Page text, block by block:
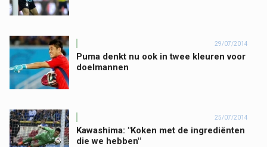
29/07/2014
Puma denkt nu ook in twee kleuren voor
doelmannen
25/07/2014
Kawashima: "Koken met de ingrediënten
die we hebben"